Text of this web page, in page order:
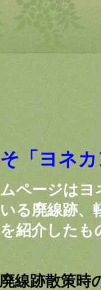
「ヨネ
ージはヨ
る廃線跡、
紹介した
跡散策時